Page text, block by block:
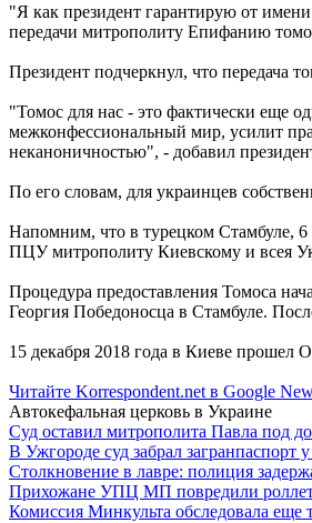
"Я как президент гарантирую от
передачи митрополиту Епифанию
Президент подчеркнул, что передача
"Томос для нас - это фактически еще
межконфессиональный мир, усилит
неканоничностью", - добавил
По его словам, для украинцев
Напомним, что в турецком Стамбуле,
ПЦУ митрополиту Киевскому и всея
Процедура предоставления Томоса
Георгия Победоносца в Стамбуле.
15 декабря 2018 года в Киеве прошел
Читайте Korrespondent.net в Google
Автокефальная церковь в Украине
Суд оставил митрополита Павла под
В Ужгороде суд забрал
Столкновение в лавре: полиция
Прихожане УПЦ МП повредили
Комиссия Минкульта обследовала еще